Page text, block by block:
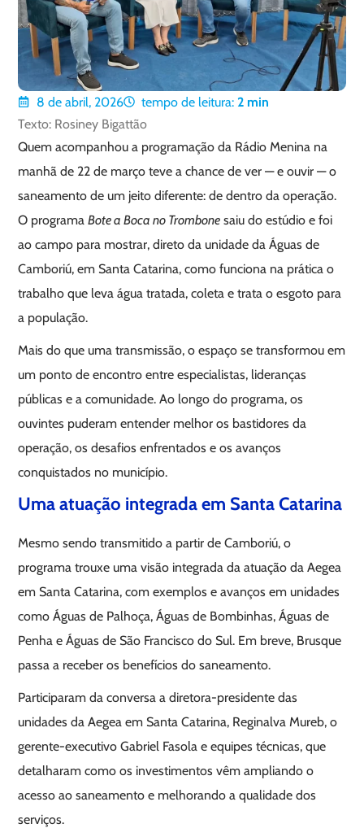
8 de abril, 2026 tempo de leitura: 2 min
Texto: Rosiney Bigattão
Quem acompanhou a programação da Rádio Menina na
manhã de 22 de março teve a chance de ver — e ouvir — o
saneamento de um jeito diferente: de dentro da operação.
O programaBote a Boca no Trombone saiu do estúdio e foi
ao campo para mostrar, direto da unidade da Águas de
Camboriú, em Santa Catarina, como funciona na prática o
trabalho que leva água tratada, coleta e trata o esgoto para
a população.
Mais do que uma transmissão, o espaço se transformou em
um ponto de encontro entre especialistas, lideranças
públicas e a comunidade. Ao longo do programa, os
ouvintes puderam entender melhor os bastidores da
operação, os desafios enfrentados e os avanços
conquistados no município.
Uma atuação integrada em Santa Catarina
Mesmo sendo transmitido a partir de Camboriú, o
programa trouxe uma visão integrada da atuação da Aegea
em Santa Catarina, com exemplos e avanços em unidades
como Águas de Palhoça, Águas de Bombinhas, Águas de
Penha e Águas de São Francisco do Sul. Em breve, Brusque
passa a receber os benefícios do saneamento.
Participaram da conversa a diretora-presidente das
unidades da Aegea em Santa Catarina, Reginalva Mureb, o
gerente-executivo Gabriel Fasola e equipes técnicas, que
detalharam como os investimentos vêm ampliando o
acesso ao saneamento e melhorando a qualidade dos
serviços.